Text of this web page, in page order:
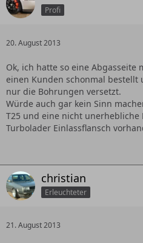
Profi
20. August 2013
Ok, ich hatte so eine Abgasseite
einen Kunden schonmal
nur die Bohrungen versetzt.
Würde auch gar kein Sinn
T25 und eine nicht unerhebliche
Turbolader Einlassflansch
christian
Erleuchteter
21. August 2013